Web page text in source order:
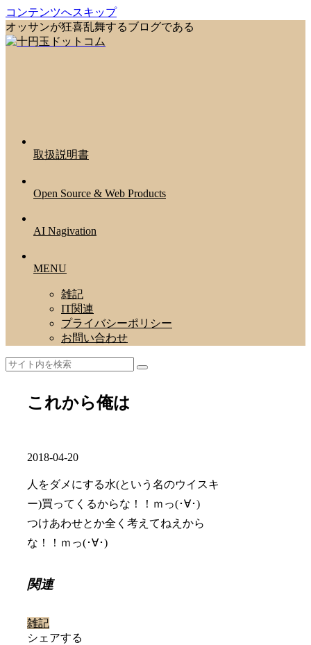
コンテンツへスキップ
オッサンが狂喜乱舞するブログである
取扱説明書
Open Source & Web Products
AI Nagivation
MENU
雑記
IT関連
プライバシーポリシー
お問い合わせ
これから俺は
2018-04-20
人をダメにする水(という名のウイスキ
ー)買ってくるからな！！ｍっ(･∀･)
つけあわせとか全く考えてねえから
な！！ｍっ(･∀･)
関連
雑記
シェアする